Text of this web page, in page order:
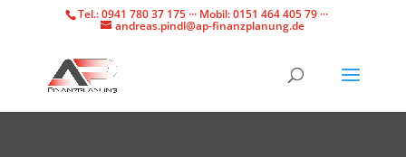
Tel.: 0941 780 37 175 ··· Mobil: 0151 464 405 79 ···
andreas.pindl@ap-finanzplanung.de